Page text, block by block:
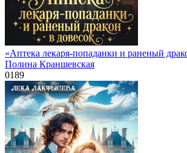
«Аптека лекаря-попаданки и раненый
Полина Краншевская
0189